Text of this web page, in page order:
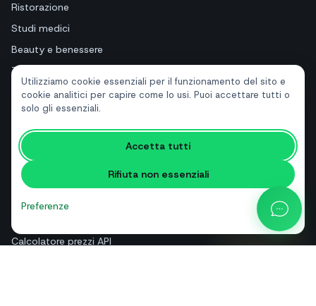
Utilizziamo cookie essenziali per il funzionamento del sito e
cookie analitici per capire come lo usi. Puoi accettare tutti o
solo gli essenziali.
Accetta tutti
Rifiuta non essenziali
Preferenze
Ristorazione
Studi medici
Beauty e benessere
Turismo e hotel
Immobiliari
RISORSE
Strumenti gratuiti
Glossario
Calcolatore prezzi API